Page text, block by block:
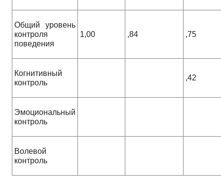
Общий уровень
контроля
поведения
1,00 ,84 ,75
Когнитивный
контроль
,42
Эмоциональный
контроль
Волевой
контроль